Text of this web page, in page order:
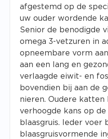
afgestemd op de
uw ouder wordende
Senior de benodigde
omega 3-vetzuren in
opneembare vorm
aan een lang en
verlaagde eiwit- en
bovendien bij aan de
nieren. Oudere katten
verhoogde kans op
blaasgruis. Ieder voer
blaasgruisvormende